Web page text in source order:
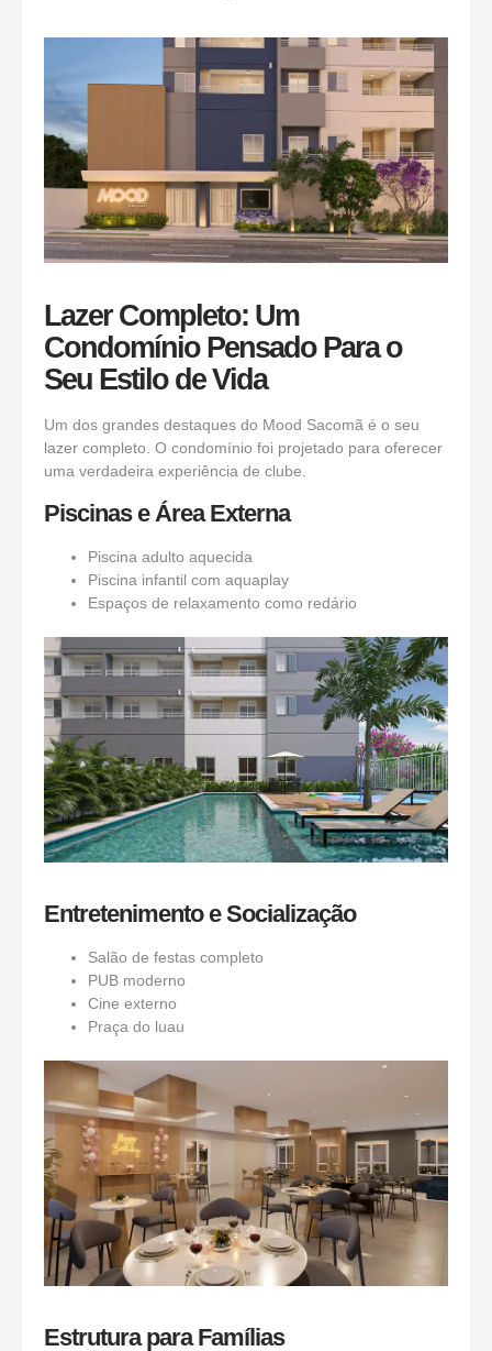
Lazer Completo: Um
Condomínio Pensado Para o
Seu Estilo de Vida
Um dos grandes destaques do Mood Sacomã é o seu
lazer completo. O condomínio foi projetado para oferecer
uma verdadeira experiência de clube.
Piscinas e Área Externa
Piscina adulto aquecida
Piscina infantil com aquaplay
Espaços de relaxamento como redário
Entretenimento e Socialização
Salão de festas completo
PUB moderno
Cine externo
Praça do luau
Estrutura para Famílias